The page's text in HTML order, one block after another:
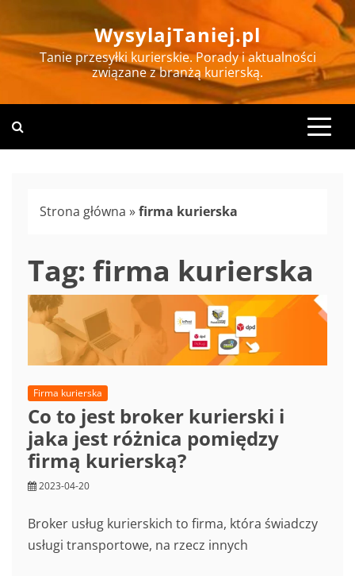
to
content
WysylajTaniej.pl
Tanie przesyłki kurierskie. Porady i aktualności
związane z branżą kurierską.
Strona główna »firma kurierska
Tag: firma kurierska
Firma kurierska
Co to jest broker kurierski i
jaka jest różnica pomiędzy
firmą kurierską?
2023-04-20
Broker usług kurierskich to firma, która świadczy
usługi transportowe, na rzecz innych